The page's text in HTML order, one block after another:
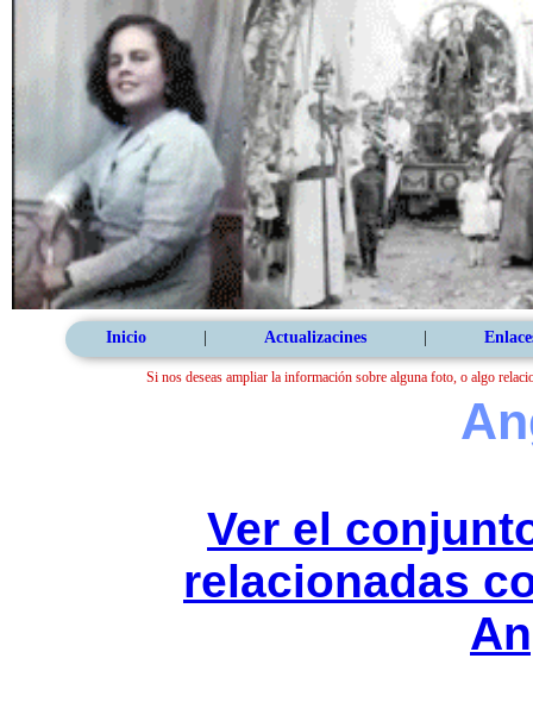
Inicio Actualizacines
Si nos deseas ampliar la información sobre alguna foto, o algo
Ver el
relacionadas